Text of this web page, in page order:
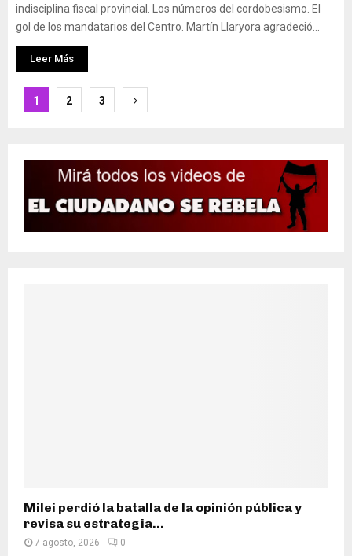
indisciplina fiscal provincial. Los números del cordobesismo. El
gol de los mandatarios del Centro. Martín Llaryora agradeció...
Leer Más
Paginación
entradas
1 2 3
Milei perdió la batalla de la opinión pública y
revisa su estrategia...
7 agosto, 2026 0